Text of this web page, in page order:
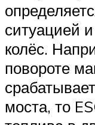
ситуацией
колёс.
повороте
моста, то